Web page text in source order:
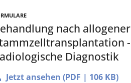
nach allogener
-
Diagnostik
Jetzt ansehen (PDF | 106 KB)